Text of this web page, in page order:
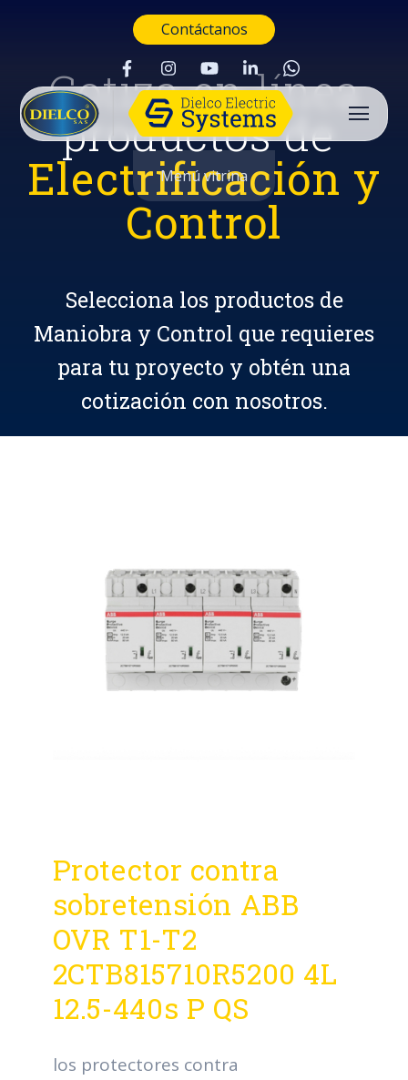
Contáctanos
Menú vitrina
Cotiza en línea
productos de
Electrificación y
Control
Selecciona los productos de
Maniobra y Control que requieres
para tu proyecto y obtén una
cotización con nosotros.
Protector contra
sobretensión ABB
OVR T1-T2
2CTB815710R5200 4L
12.5-440s P QS
los protectores contra